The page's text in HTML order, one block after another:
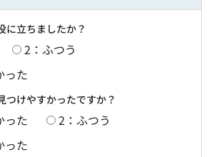
に立ちましたか？
2：ふつう
った
つけやすかったですか？
った
2：ふつう
った